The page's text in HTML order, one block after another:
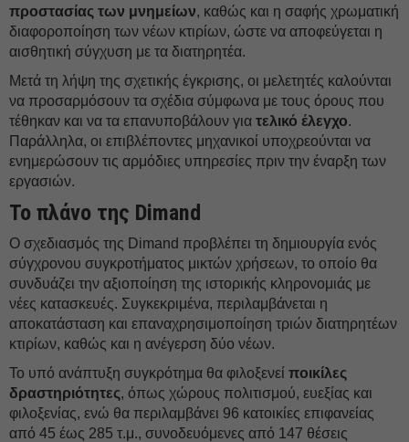
προστασίας των μνημείων, καθώς και η σαφής χρωματική
διαφοροποίηση των νέων κτιρίων, ώστε να αποφεύγεται η
αισθητική σύγχυση με τα διατηρητέα.
Μετά τη λήψη της σχετικής έγκρισης, οι μελετητές καλούνται
να προσαρμόσουν τα σχέδια σύμφωνα με τους όρους που
τέθηκαν και να τα επανυποβάλουν για τελικό έλεγχο.
Παράλληλα, οι επιβλέποντες μηχανικοί υποχρεούνται να
ενημερώσουν τις αρμόδιες υπηρεσίες πριν την έναρξη των
εργασιών.
Το πλάνο της Dimand
Ο σχεδιασμός της Dimand προβλέπει τη δημιουργία ενός
σύγχρονου συγκροτήματος μικτών χρήσεων, το οποίο θα
συνδυάζει την αξιοποίηση της ιστορικής κληρονομιάς με
νέες κατασκευές. Συγκεκριμένα, περιλαμβάνεται η
αποκατάσταση και επαναχρησιμοποίηση τριών διατηρητέων
κτιρίων, καθώς και η ανέγερση δύο νέων.
Το υπό ανάπτυξη συγκρότημα θα φιλοξενεί ποικίλες
δραστηριότητες, όπως χώρους πολιτισμού, ευεξίας και
φιλοξενίας, ενώ θα περιλαμβάνει 96 κατοικίες επιφανείας
από 45 έως 285 τ.μ., συνοδευόμενες από 147 θέσεις